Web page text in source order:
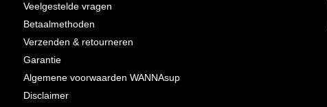
Veelgestelde vragen
Betaalmethoden
Verzenden & retourneren
Garantie
Algemene voorwaarden WANNAsup
Disclaimer